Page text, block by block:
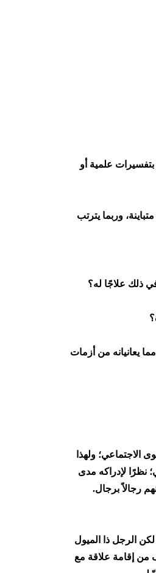
علمية أو
وربما يترتب
ذلك علاجًا له؟
يعانيانه من أزمات
الاجتماعي؛ ولهذا
نظرًا لإدراكه مدى
رجالاً برجال.
الرجل ذا الميول
من إقامة علاقة مع